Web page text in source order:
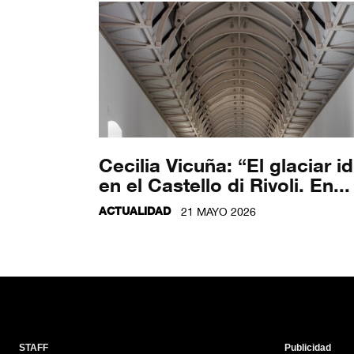
Cecilia Vicuña: “El glaciar
en el Castello di Rivoli. En...
ACTUALIDAD 21 MAYO 2026
STAFF Publicidad